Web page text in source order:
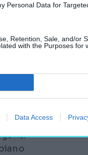
Personal Data for
Retention, Sale, and/or
with the Purposes for
Data Access
ami
és